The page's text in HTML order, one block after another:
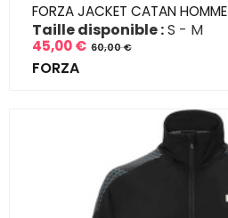
FORZA JACKET CATAN HOMME
Prix
45,00 €
Prix
de
60,00 €
Taille disponible :S
M
FORZA